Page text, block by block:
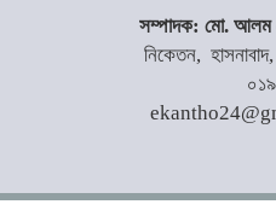
সম্পাদক: মো. আলম
নিকেতন,